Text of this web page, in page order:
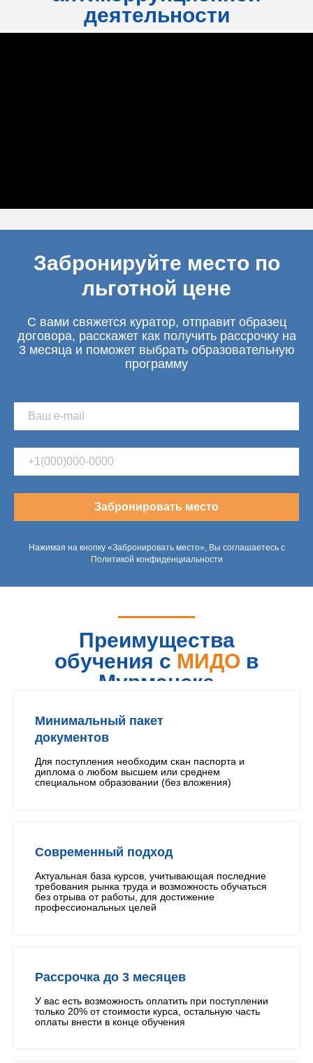
деятельности
Забронируйте место по
льготной цене
С вами свяжется куратор, отправит образец
договора, расскажет как получить рассрочку на
3 месяца и поможет выбрать образовательную
программу
Забронировать место
Нажимая на кнопку «Забронировать место», Вы соглашаетесь с
Политикой конфиденциальности
Преимущества
обучения с МИДО в
Мурманске
Минимальный пакет
документов
Для поступления необходим скан паспорта и
диплома о любом высшем или среднем
специальном образовании (без вложения)
Современный подход
Актуальная база курсов, учитывающая последние
требования рынка труда и возможность обучаться
без отрыва от работы, для достижение
профессиональных целей
Рассрочка до 3 месяцев
У вас есть возможность оплатить при поступлении
только 20% от стоимости курса, остальную часть
оплаты внести в конце обучения